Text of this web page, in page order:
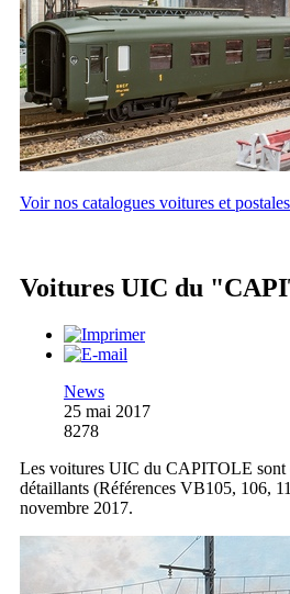
Voir nos catalogues voitures et
Voitures UIC du
News
25 mai 2017
8278
Les voitures UIC du CAPITOLE sont
détaillants (Références VB105, 106,
novembre 2017.